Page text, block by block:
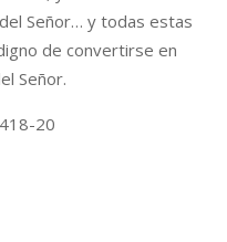
Señor… y todas estas
de convertirse en
Señor.
20